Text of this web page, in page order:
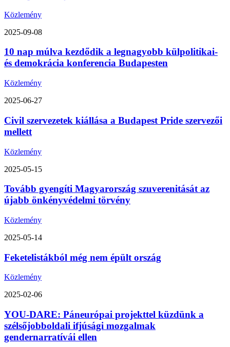
Közlemény
2025-09-08
10 nap múlva kezdődik a legnagyobb külpolitikai-
és demokrácia konferencia Budapesten
Közlemény
2025-06-27
Civil szervezetek kiállása a Budapest Pride szervezői
mellett
Közlemény
2025-05-15
Tovább gyengíti Magyarország szuverenitását az
újabb önkényvédelmi törvény
Közlemény
2025-05-14
Feketelistákból még nem épült ország
Közlemény
2025-02-06
YOU-DARE: Páneurópai projekttel küzdünk a
szélsőjobboldali ifjúsági mozgalmak
gendernarratívái ellen